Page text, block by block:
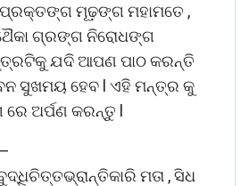
ପ୍ରକ୍ତଙ୍ଗ ମୂଢ଼ଙ୍ଗ ମହାମତେ ,
ଗ୍ରଙ୍ଗ ନିରୋଧଙ୍ଗ
ଯଦି ଆପଣ ପାଠ କରନ୍ତି
ସୁଖମୟ ହେବ l ଏହି ମନ୍ତ୍ର କୁ
ଅର୍ପଣ କରନ୍ତୁ l
ମତା , ସିଧ